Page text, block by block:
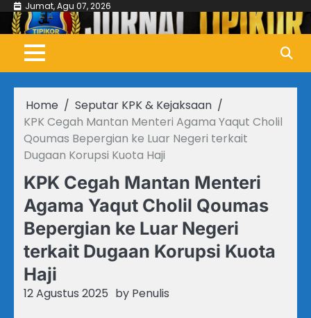
Skip
content
Jumat, Agu 07, 2026
Home
Seputar KPK & Kejaksaan
KPK Cegah Mantan Menteri Agama Yaqut Cholil
Qoumas Bepergian ke Luar Negeri terkait
Dugaan Korupsi Kuota Haji
KPK Cegah Mantan Menteri
Agama Yaqut Cholil Qoumas
Bepergian ke Luar Negeri
terkait Dugaan Korupsi Kuota
Haji
12 Agustus 2025 by Penulis